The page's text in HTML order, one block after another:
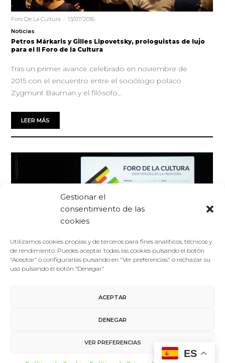
Gestionar el
consentimiento de las
cookies
Utilizamos cookies propias y de terceros para fines analíticos, técnicos y
de rendimiento. Puedes aceptar todas las cookies pulsando el botón
“Aceptar” o configurarlas pulsando en "Ver preferencias" o rechazar su
uso pulsando el botón “Denegar”
ACEPTAR
DENEGAR
VER PREFERENCIAS
Foro De La Cultura
13/07/2016
Noticias
Petros Márkaris y Gilles Lipovetsky, prologuistas de lujo
para el II Foro de la Cultura
Tras un primer avance celebrado en noviembre de
2015 con el encuentro entre el sociólogo polaco
Zygmunt Bauman y el filósofo…
LEER MÁS
Destacados intelectuales internacionales reflexionarán
sobre identidad y fronteras en el II Foro de la Cultura
Filósofos, antropólogos, escritores, pedagogos,
arquitectos, artistas o diseñadores se darán cita en el II
ES